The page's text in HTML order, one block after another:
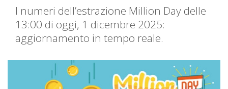
I numeri dell’estrazione Million Day delle
13:00 di oggi, 1 dicembre 2025:
aggiornamento in tempo reale.